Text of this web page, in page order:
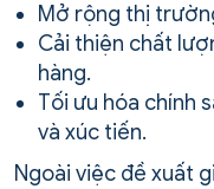
Mở rộng thị
Cải thiện chất
hàng.
Tối ưu hóa chính
và xúc tiến.
Ngoài việc đề xuất